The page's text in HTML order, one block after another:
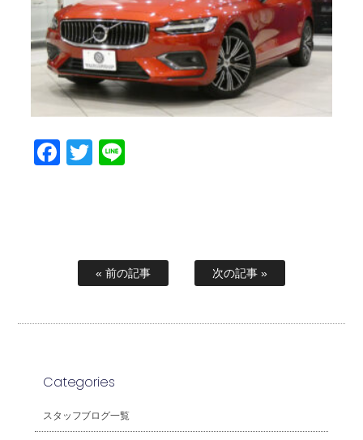
Facebook
Twitter
« 前の記事 次の記事 »
Categories
スタッフブログ一覧